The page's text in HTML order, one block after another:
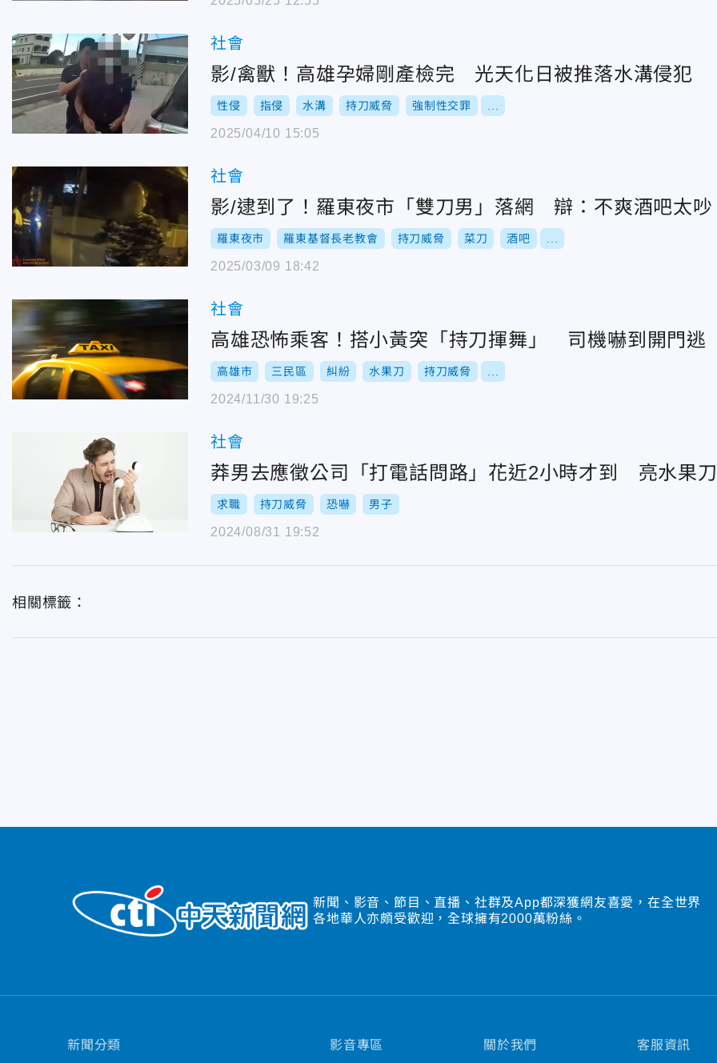
社會
影/禽獸！高雄孕婦剛產檢完 光天化日被推落水溝侵犯
性侵 指侵 水溝 持刀威脅 強制性交罪
2025/04/10 15:05
社會
影/逮到了！羅東夜市「雙刀男」落網 辯：不爽酒吧太吵
羅東夜市 羅東基督長老教會 持刀威脅 菜刀 酒吧
2025/03/09 18:42
社會
高雄恐怖乘客！搭小黃突「持刀揮舞」 司機嚇到開門逃
高雄市 三民區 糾紛 水果刀 持刀威脅
2024/11/30 19:25
社會
莽男去應徵公司「打電話問路」花近2小時才到 亮水果
求職 持刀威脅 恐嚇 男子
2024/08/31 19:52
相關標籤：
新聞、影音、節目、直播、社群及App都深獲網友喜愛，在全世界
各地華人亦頗受歡迎，全球擁有2000萬粉絲。
新聞分類 影音專區 關於我們 客服資訊